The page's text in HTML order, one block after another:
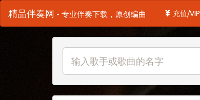
精品伴奏网 - 专业伴奏下载，原创编曲 充值/VIP